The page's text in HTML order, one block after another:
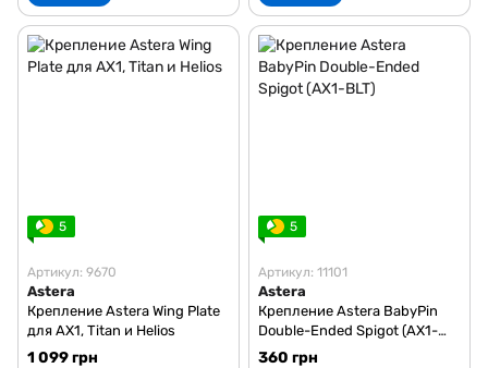
5
Артикул: 9670
Astera
Крепление Astera Wing Plate
для AX1, Titan и Helios
1 099 грн
5
Артикул: 11101
Astera
Крепление Astera BabyPin
Double-Ended Spigot (AX1-
BLT)
360 грн